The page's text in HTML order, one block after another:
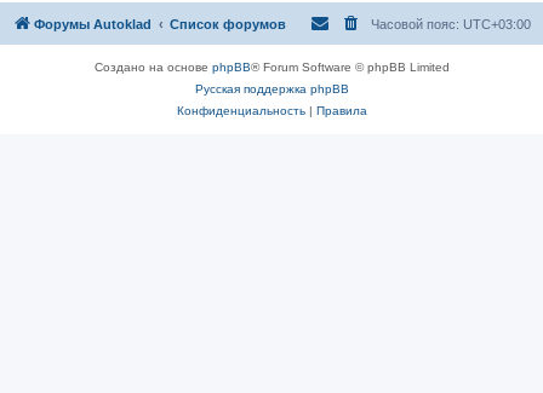
Форумы Autoklad Список форумов Часовой пояс: UTC+03:00
Создано на основе phpBB® Forum Software © phpBB Limited
Русская поддержка phpBB
Конфиденциальность| Правила